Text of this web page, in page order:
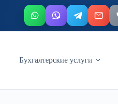
Бухгалтерские услуги